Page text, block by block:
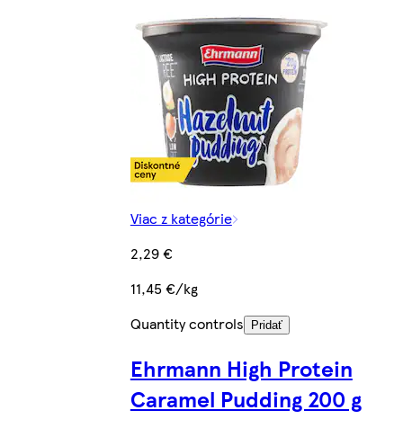
Viac z kategórie
2,29 €
11,45 €/kg
Quantity controls
Pridať
Ehrmann High Protein
Caramel Pudding 200 g